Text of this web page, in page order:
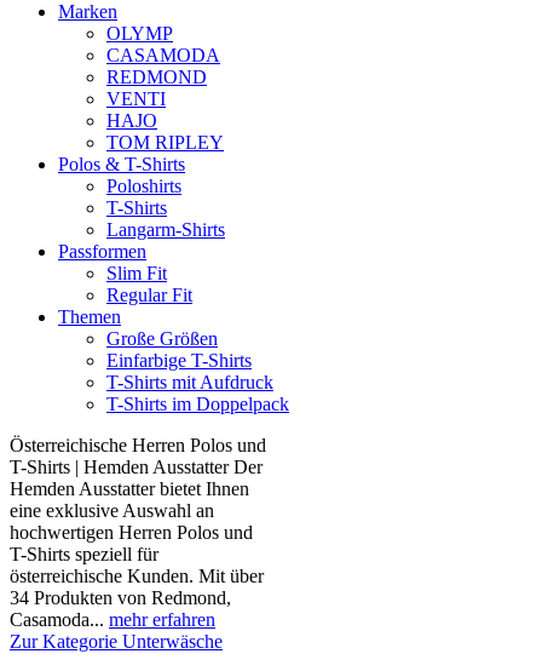
Marken
OLYMP
CASAMODA
REDMOND
VENTI
HAJO
TOM RIPLEY
Polos & T-Shirts
Poloshirts
T-Shirts
Langarm-Shirts
Passformen
Slim Fit
Regular Fit
Themen
Große Größen
Einfarbige T-Shirts
T-Shirts mit Aufdruck
T-Shirts im Doppelpack
Österreichische Herren Polos und
T-Shirts | Hemden Ausstatter Der
Hemden Ausstatter bietet Ihnen
eine exklusive Auswahl an
hochwertigen Herren Polos und
T-Shirts speziell für
österreichische Kunden. Mit über
34 Produkten von Redmond,
Casamoda... mehr erfahren
Zur Kategorie Unterwäsche